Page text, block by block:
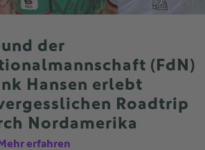
der
(FdN)
Hansen erlebt
Roadtrip
Nordamerika
erfahren